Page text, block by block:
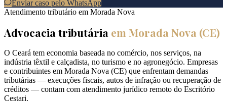
Enviar caso pelo WhatsApp
Atendimento tributário em Morada Nova
Advocacia tributária em Morada Nova (CE)
O Ceará tem economia baseada no comércio, nos serviços, na
indústria têxtil e calçadista, no turismo e no agronegócio. Empresas
e contribuintes em Morada Nova (CE) que enfrentam demandas
tributárias — execuções fiscais, autos de infração ou recuperação de
créditos — contam com atendimento jurídico remoto do Escritório
Cestari.